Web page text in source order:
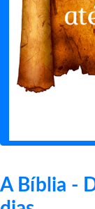
A Bíblia -